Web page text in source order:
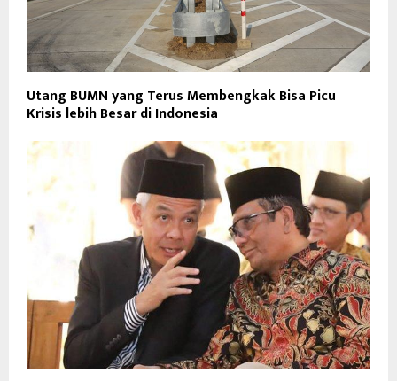
Utang BUMN yang Terus Membengkak Bisa Picu
Krisis lebih Besar di Indonesia